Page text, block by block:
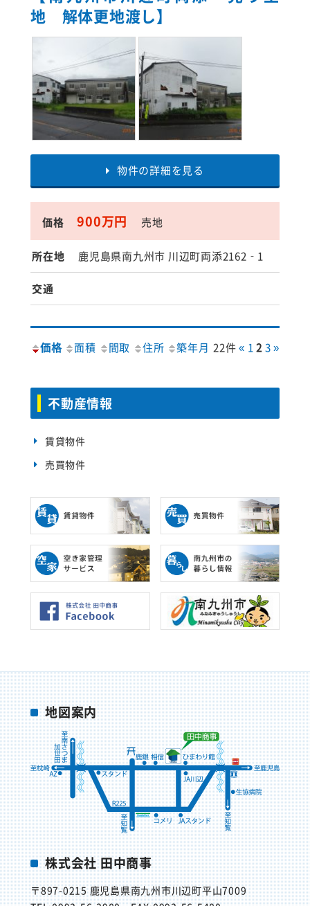
地 解体更地渡し】
物件の詳細を見る
価格 900万円 売地
所在地 鹿児島県南九州市 川辺町両添2162‐1
交通
価格 面積 間取 住所 築年月 22件« 123»
不動産情報
賃貸物件
売買物件
地図案内
株式会社 田中商事
〒897-0215鹿児島県南九州市川辺町平山7009